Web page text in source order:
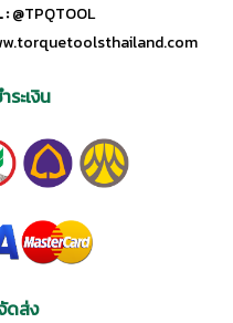
:@TPQTOOL
ระเงิน
ดส่ง